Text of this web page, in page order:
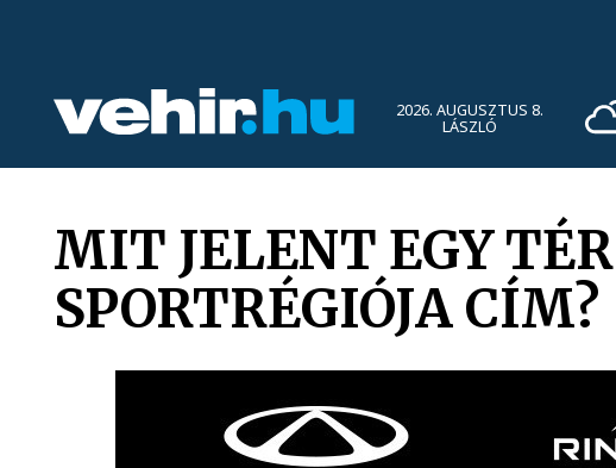
2026. AUGUSZTUS 8.
LÁSZLÓ
MIT JELENT EGY
SPORTRÉGIÓJA CÍM?